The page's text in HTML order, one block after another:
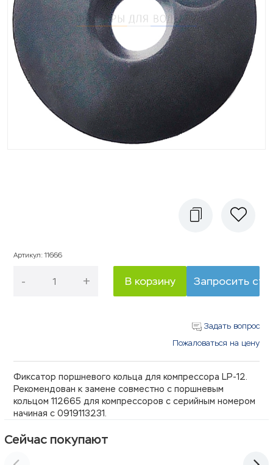
Артикул:11666
- + В корзину Запросить
Задать вопрос
Пожаловаться на цену
Фиксатор поршневого кольца для компрессора LP-12.
Рекомендован к замене совместно с поршневым
кольцом 112665 для компрессоров с серийным номером
начиная с 0919113231.
Сейчас покупают